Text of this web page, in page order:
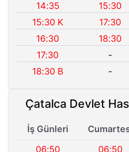
14:35
15:30
15:30 K
17:30
16:30
18:30
17:30
-
18:30 B
-
Çatalca Devlet
İş Günleri
06:50
06:50